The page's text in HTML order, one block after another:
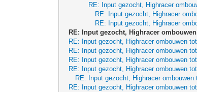
RE: Input gezocht, Highracer
RE: Input gezocht, Highracer
RE: Input gezocht, Highracer
RE: Input gezocht, Highracer
RE: Input gezocht, Highracer ombouwen
RE: Input gezocht, Highracer ombouwen
RE: Input gezocht, Highracer ombouwen
RE: Input gezocht, Highracer ombouwen
RE: Input gezocht, Highracer ombouwen
RE: Input gezocht, Highracer ombouwen